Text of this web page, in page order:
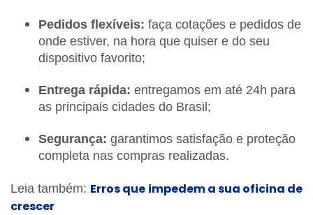
Pedidos flexíveis: faça cotações e pedidos de
onde estiver, na hora que quiser e do seu
dispositivo favorito;
Entrega rápida: entregamos em até 24h para
as principais cidades do Brasil;
Segurança: garantimos satisfação e proteção
completa nas compras realizadas.
Leia também: Erros que impedem a sua oficina de
crescer